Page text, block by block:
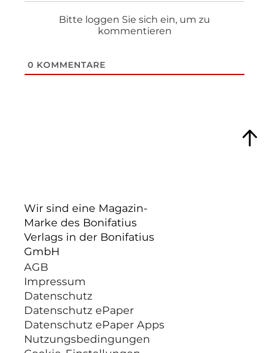
Bitte loggen Sie sich ein, um zu
kommentieren
0 KOMMENTARE
Wir sind eine Magazin-
Marke des Bonifatius
Verlags in der Bonifatius
GmbH
AGB
Impressum
Datenschutz
Datenschutz ePaper
Datenschutz ePaper Apps
Nutzungsbedingungen